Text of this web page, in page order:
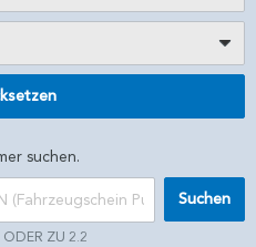
suchen.
ODER ZU 2.2
Suchen